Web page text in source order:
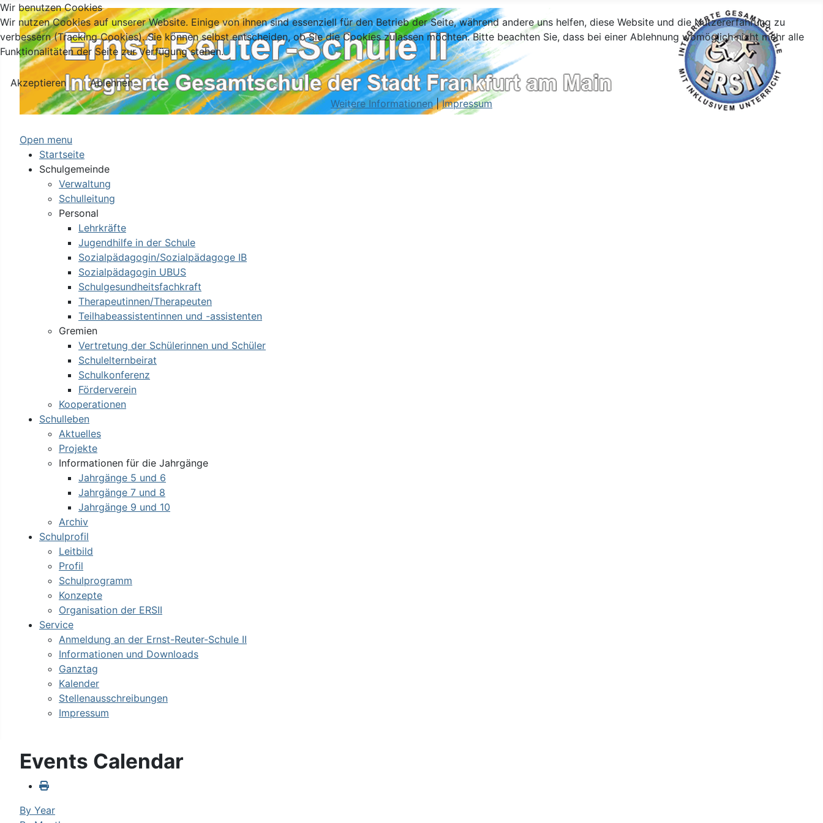
Open menu
Startseite
Schulgemeinde
Verwaltung
Schulleitung
Personal
Lehrkräfte
Jugendhilfe in der Schule
Sozialpädagogin/Sozialpädagoge IB
Sozialpädagogin UBUS
Schulgesundheitsfachkraft
Therapeutinnen/Therapeuten
Teilhabeassistentinnen und -assistenten
Gremien
Vertretung der Schülerinnen und Schüler
Schulelternbeirat
Schulkonferenz
Förderverein
Kooperationen
Schulleben
Aktuelles
Projekte
Informationen für die Jahrgänge
Jahrgänge 5 und 6
Jahrgänge 7 und 8
Jahrgänge 9 und 10
Archiv
Schulprofil
Leitbild
Profil
Schulprogramm
Konzepte
Organisation der ERSII
Service
Anmeldung an der Ernst-Reuter-Schule II
Informationen und Downloads
Ganztag
Kalender
Stellenausschreibungen
Impressum
Events Calendar
By Year
Wir benutzen Cookies
Wir nutzen Cookies auf unserer Website. Einige von ihnen sind essenziell für den Betrieb der Seite, während andere uns helfen, diese Website und die Nutzererfahrung zu
verbessern (Tracking Cookies). Sie können selbst entscheiden, ob Sie die Cookies zulassen möchten. Bitte beachten Sie, dass bei einer Ablehnung womöglich nicht mehr alle
Funktionalitäten der Seite zur Verfügung stehen.
Akzeptieren
Ablehnen
Weitere Informationen|Impressum